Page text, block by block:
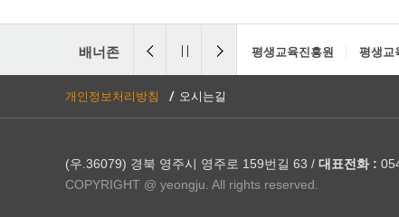
배너존 평생교육진흥원 평생교
개인정보처리방침 오시는길
(우.36079) 경북 영주시 영주로 159번길 63 / 대표전화 :
COPYRIGHT @ yeongju. All rights reserved.